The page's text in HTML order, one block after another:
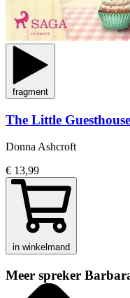
fragment
The Little
Donna Ashcroft
€ 13,99
in winkelmand
Meer spreker